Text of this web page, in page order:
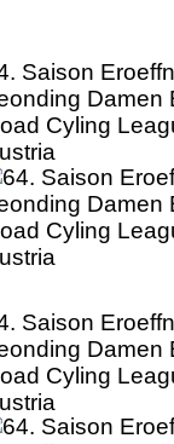
Saison
Damen
Cyling
Saison
Damen
Cyling